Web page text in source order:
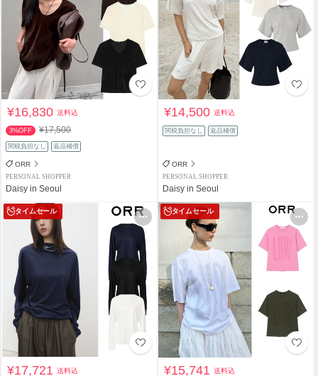
¥16,830送料込
3%OFF ¥17,500
関税負担なし 返品補償
ORR
PERSONAL SHOPPER
Daisy in Seoul
¥14,500送料込
関税負担なし 返品補償
ORR
PERSONAL SHOPPER
Daisy in Seoul
タイムセール
¥17,721送料込
タイムセール
¥15,741送料込